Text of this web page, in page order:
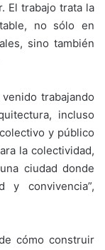
El trabajo trata la
no sólo en
sino también
trabajando
incluso
y público
la colectividad,
ciudad donde
y convivencia”,
cómo construir